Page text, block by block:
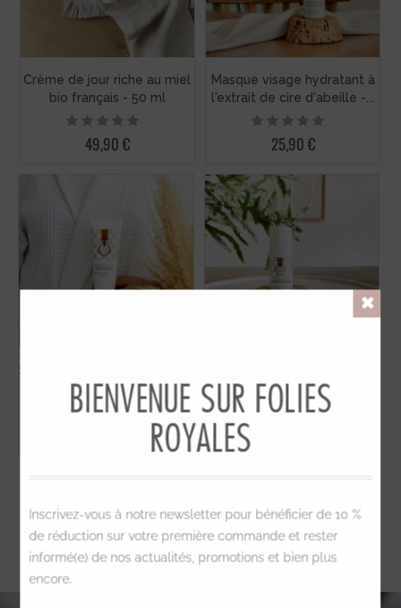
Crème de jour riche au miel
bio français - 50 ml
49,90 €
Masque visage hydratant à
l'extrait de cire d'abeille -...
25,90 €
bio français- 100 ml
gelée royale bio française
-...
NOS ENGAGEMENTS
BIENVENUE SUR FOLIES
ROYALES
Inscrivez-vous à notre newsletter pour bénéficier de 10 %
de réduction sur votre première commande et rester
informé(e) de nos actualités, promotions et bien plus
encore.